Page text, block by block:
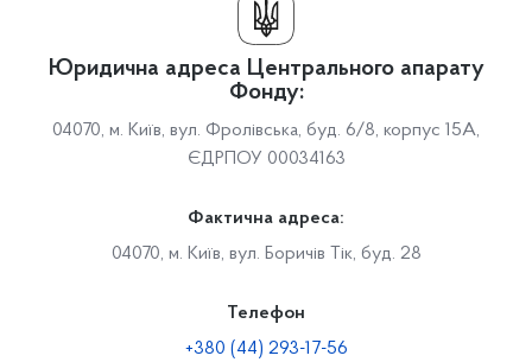
Юридична адреса Центрального апарату
Фонду:
04070, м. Київ, вул. Фролівська, буд. 6/8, корпус 15А,
ЄДРПОУ 00034163
Фактична адреса:
04070, м. Київ, вул. Боричів Тік, буд. 28
Телефон
+380 (44) 293-17-56